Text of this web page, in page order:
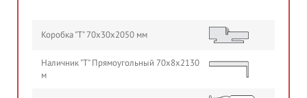
Коробка "Т" 70х30х2050 мм
Наличник "Т" Прямоугольный 70х8х2130
м